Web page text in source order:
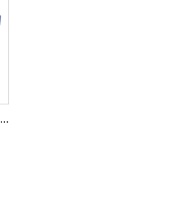
Hastane Temiz Odalar Yapışkan Mat